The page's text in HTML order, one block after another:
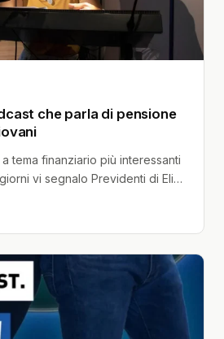
che parla di pensione
tema finanziario più interessanti
vi segnalo Previdenti di Elisa